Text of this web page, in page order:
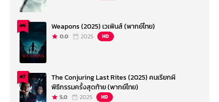
#6 Weapons (2025) เวเพินส์ (พากย์ไทย)
0.0 2025 HD
#7
The Conjuring Last Rites (2025) คนเรียกผี
พิธีกรรมครั้งสุดท้าย (พากย์ไทย)
5.0 2025 HD